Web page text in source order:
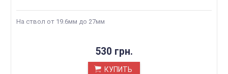
На ствол от 19.6мм до 27мм
530 грн.
КУПИТЬ